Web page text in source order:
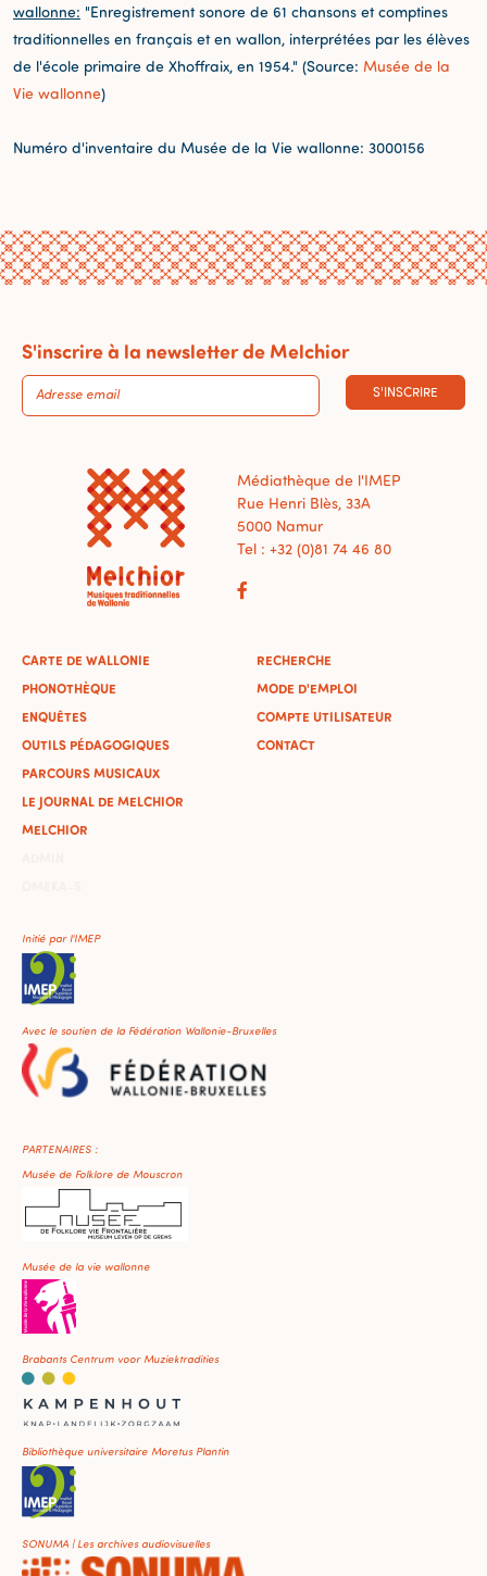
wallonne: "Enregistrement sonore de 61 chansons et comptines
traditionnelles en français et en wallon, interprétées par les élèves
de l'école primaire de Xhoffraix, en 1954." (Source: Musée de la
Vie wallonne)
Numéro d'inventaire du Musée de la Vie wallonne: 3000156
S'inscrire à la newsletter de Melchior
S'INSCRIRE
Médiathèque de l'IMEP
Rue Henri Blès, 33A
5000 Namur
Tel : +32 (0)81 74 46 80
CARTE DE WALLONIE
PHONOTHÈQUE
ENQUÊTES
OUTILS PÉDAGOGIQUES
PARCOURS MUSICAUX
LE JOURNAL DE MELCHIOR
MELCHIOR
RECHERCHE
MODE D'EMPLOI
COMPTE UTILISATEUR
CONTACT
Initié par l'IMEP
Avec le soutien de la Fédération Wallonie-Bruxelles
PARTENAIRES :
Musée de Folklore de Mouscron
Musée de la vie wallonne
Brabants Centrum voor Muziektradities
Bibliothèque universitaire Moretus Plantin
SONUMA | Les archives audiovisuelles